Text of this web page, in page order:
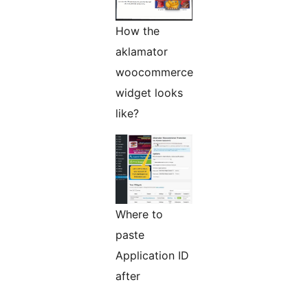
How the
aklamator
woocommerce
widget looks
like?
Where to
paste
Application ID
after